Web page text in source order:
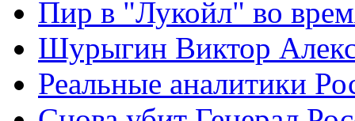
Пир в "Лукойл" во
Шурыгин Виктор
Реальные аналитики